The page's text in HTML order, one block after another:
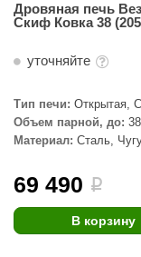
Дровяная печь
Скиф Ковка 38
уточняйте
Тип печи: Открытая,
Объем парной, до:
Материал: Сталь,
69 490 i
В корзину